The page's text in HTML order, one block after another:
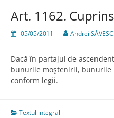
Art. 1162.
05/05/2011 Andrei
Dacă în partajul de
bunurile moştenirii, bunurile
conform legii.
Textul integral